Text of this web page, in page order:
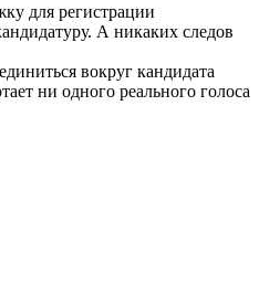
для регистрации
А никаких следов
вокруг кандидата
ни одного реального голоса